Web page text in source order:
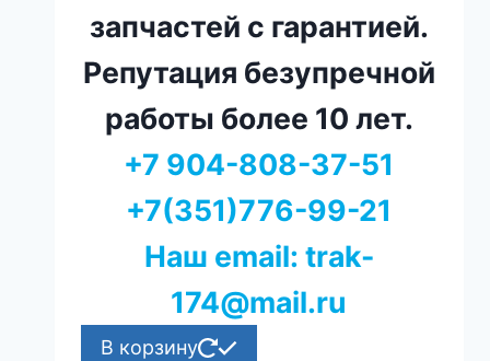
запчастей с гарантией.
Репутация безупречной
работы более 10 лет.
+7 904-808-37-51
+7(351)776-99-21
Наш email: trak-
174@mail.ru
В корзину